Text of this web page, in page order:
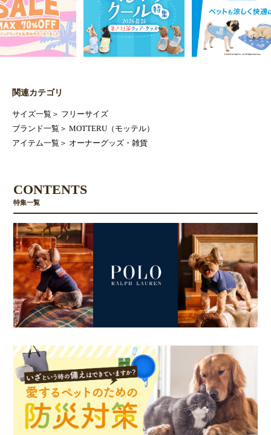
関連カテゴリ
サイズ一覧 ＞ フリーサイズ
ブランド一覧 ＞ MOTTERU（モッテル）
アイテム一覧 ＞ オーナーグッズ・雑貨
CONTENTS
特集一覧